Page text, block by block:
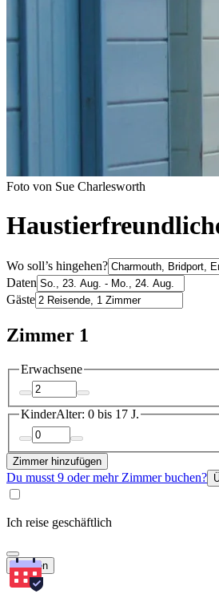
Foto von Sue Charlesworth
Wo soll’s hingehen?
Daten
Gäste
Zimmer 1
Erwachsene
KinderAlter: 0 bis 17 J.
Zimmer hinzufügen
Du musst 9 oder mehr Zimmer buchen?
Ich reise geschäftlich
Suchen